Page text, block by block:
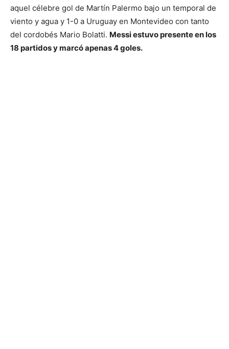
aquel célebre gol de Martín Palermo bajo un temporal de
viento y agua y 1-0 a Uruguay en Montevideo con tanto
del cordobés Mario Bolatti. Messi estuvo presente en los
18 partidos y marcó apenas 4 goles.